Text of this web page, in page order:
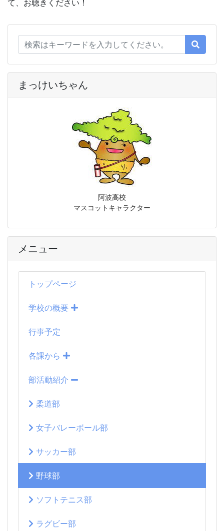
て、お聴きください！
まっけいちゃん
阿波高校
マスコットキャラクター
メニュー
トップページ
学校の概要
行事予定
各課から
部活動紹介
柔道部
女子バレーボール部
サッカー部
野球部
ソフトテニス部
ラグビー部